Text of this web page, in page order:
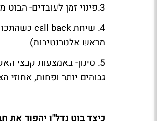
3.פינוי זמן לעובדים- הבוט מדבר עם הלקוח ומקבל את כל הפרטים מראש.
4. שיחת
call back
מראש אלטרנטיבות).
5. סינון- באמצעות קבצי
גבוהים יותר ופחות,
כיצד בוט נדל"ן יהפוך את